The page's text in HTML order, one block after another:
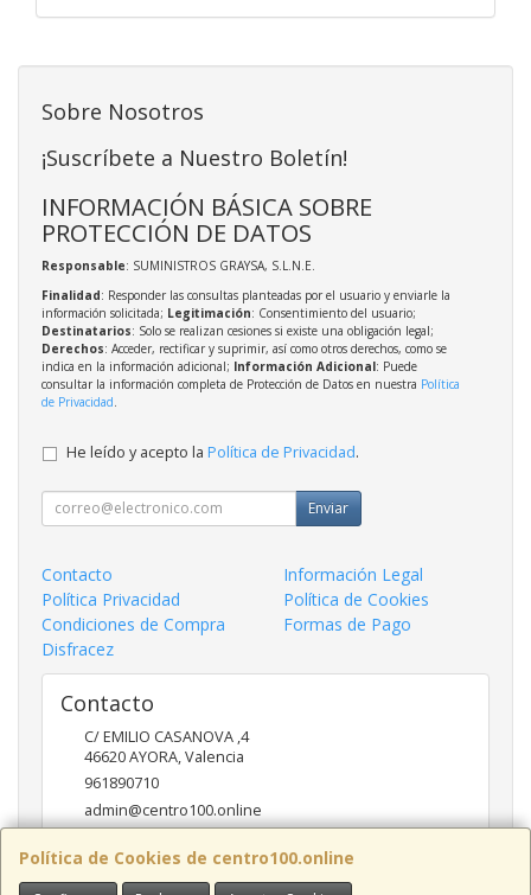
Política de Cookies de centro100.online
Sobre Nosotros
¡Suscríbete a Nuestro Boletín!
INFORMACIÓN BÁSICA SOBRE
PROTECCIÓN DE DATOS
Responsable: SUMINISTROS GRAYSA, S.L.N.E.
Finalidad: Responder las consultas planteadas por el usuario y enviarle la
información solicitada; Legitimación: Consentimiento del usuario;
Destinatarios: Solo se realizan cesiones si existe una obligación legal;
Derechos: Acceder, rectificar y suprimir, así como otros derechos, como se
indica en la información adicional; Información Adicional: Puede
consultar la información completa de Protección de Datos en nuestra Política
de Privacidad
He leído y acepto la Política de Privacidad.
Enviar
Contacto
Información Legal
Política Privacidad
Política de Cookies
Condiciones de Compra
Formas de Pago
Disfracez
Contacto
C/ EMILIO CASANOVA ,4
46620AYORA,Valencia
961890710
admin@centro100.online
Horario